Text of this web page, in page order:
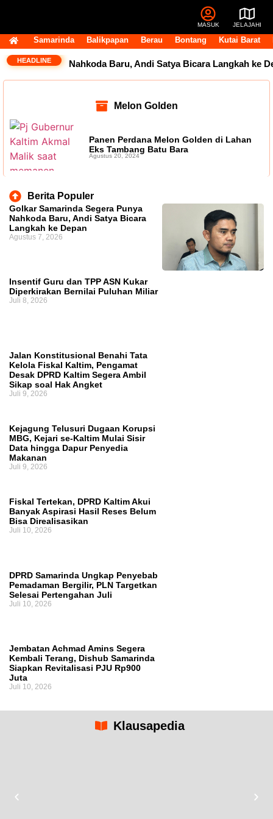
MASUK JELAJAHI
Samarinda Balikpapan Berau Bontang Kutai Barat
HEADLINEPunya Nahkoda Baru, Andi Satya Bicara Langkah ke
Melon Golden
Panen Perdana Melon Golden di Lahan
Eks Tambang Batu Bara
Agustus 20, 2024
Berita Populer
Golkar Samarinda Segera Punya
Nahkoda Baru, Andi Satya Bicara
Langkah ke Depan
Agustus 7, 2026
Insentif Guru dan TPP ASN Kukar
Diperkirakan Bernilai Puluhan Miliar
Juli 8, 2026
Jalan Konstitusional Benahi Tata
Kelola Fiskal Kaltim, Pengamat
Desak DPRD Kaltim Segera Ambil
Sikap soal Hak Angket
Juli 9, 2026
Kejagung Telusuri Dugaan Korupsi
MBG, Kejari se-Kaltim Mulai Sisir
Data hingga Dapur Penyedia
Makanan
Juli 9, 2026
Fiskal Tertekan, DPRD Kaltim Akui
Banyak Aspirasi Hasil Reses Belum
Bisa Direalisasikan
Juli 10, 2026
DPRD Samarinda Ungkap Penyebab
Pemadaman Bergilir, PLN Targetkan
Selesai Pertengahan Juli
Juli 10, 2026
Jembatan Achmad Amins Segera
Kembali Terang, Dishub Samarinda
Siapkan Revitalisasi PJU Rp900
Juta
Juli 10, 2026
Klausapedia